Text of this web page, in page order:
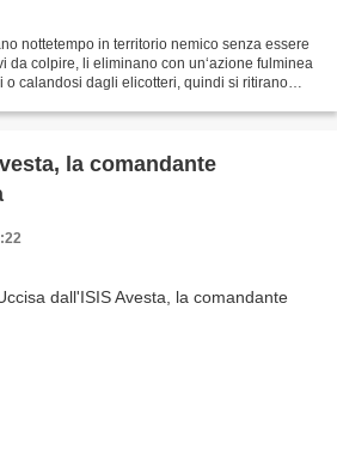
nottetempo in territorio nemico senza essere
da colpire, li eliminano con un‘azione fulminea
calandosi dagli elicotteri, quindi si ritirano
la comandante